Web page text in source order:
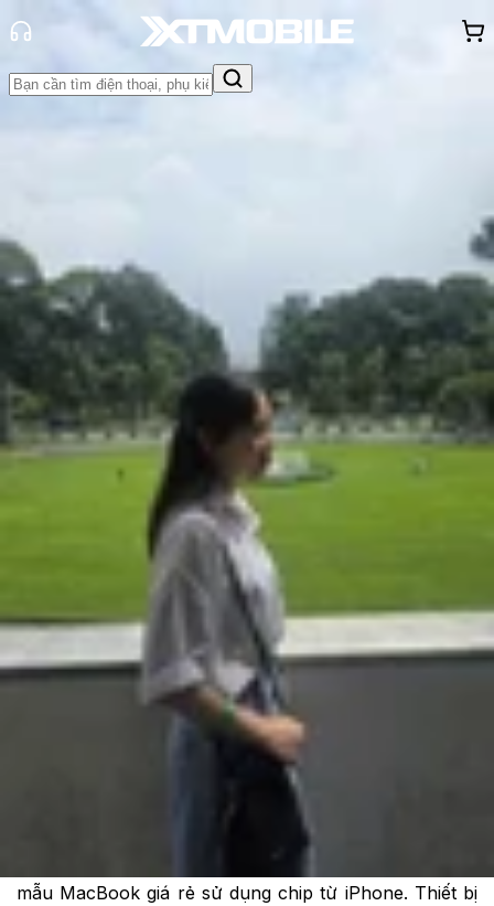
mãi
hàng - Sự kiện
Apple sắp ra mắt MacBook giá rẻ
dưới 1.000 USD, dùng chip iPhone,
màn hình 13.6 inch
Hồng Huệ
05/11/2025
05/11/2025
Theo dõi XTMobile trên
Theo nguồn tin mới nhất của Mark Gurman
mẫu MacBook giá rẻ sử dụng chip từ iPhone. Thiết bị